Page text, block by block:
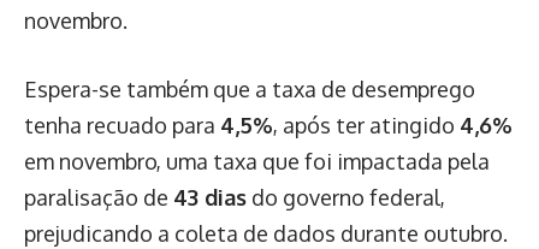
novembro.
Espera-se também que a taxa de desemprego
tenha recuado para 4,5%, após ter atingido 4,6%
em novembro, uma taxa que foi impactada pela
paralisação de 43 dias do governo federal,
prejudicando a coleta de dados durante outubro.